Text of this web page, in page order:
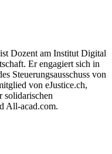
Dozent am Institut Digital
Er engagiert sich in
Steuerungsausschuss von
von eJustice.ch,
solidarischen
All-acad.com.